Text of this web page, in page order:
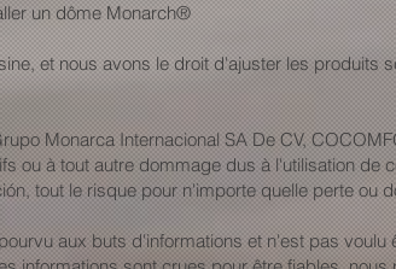
un dôme Monarch®
et nous avons le droit d'ajuster les produits
Monarca Internacional SA De CV,
à tout autre dommage dus à l'utilisation de
tout le risque pour n'importe quelle perte ou
aux buts d'informations et n'est pas voulu